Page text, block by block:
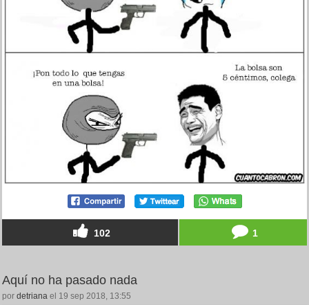
102 1
Aquí no ha pasado nada
por detriana el 19 sep 2018, 13:55